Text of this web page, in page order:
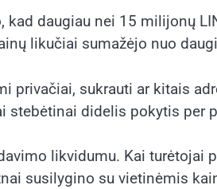
kad daugiau nei 15 milijonų
likučiai sumažėjo nuo
privačiai, sukrauti ar kitais
stebėtinai didelis pokytis per
likvidumu. Kai turėtojai
susilygino su vietinėmis